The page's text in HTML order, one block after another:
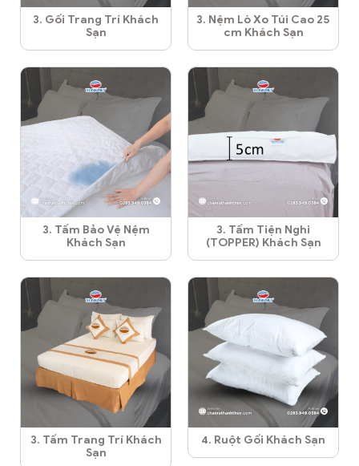
3. Gối Trang Trí Khách
Sạn
3. Nệm Lò Xo Túi Cao 25
cm Khách Sạn
3. Tấm Bảo Vệ Nệm
Khách Sạn
3. Tấm Tiện Nghi
(TOPPER) Khách Sạn
3. Tấm Trang Trí Khách
Sạn
4. Ruột Gối Khách Sạn